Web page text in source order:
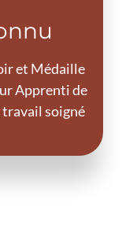
et Médaille
Apprenti de
travail soigné